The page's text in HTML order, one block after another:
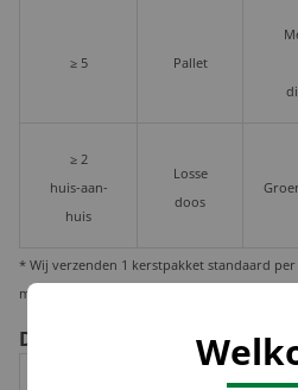
≥ 5 Pallet
≥ 2
huis-aan-
huis
Losse
doos
* Wij verzenden 1 kerstpakket standaard
mogelijkheid deze per pallet te laten leveren
De voor- en nadelen per